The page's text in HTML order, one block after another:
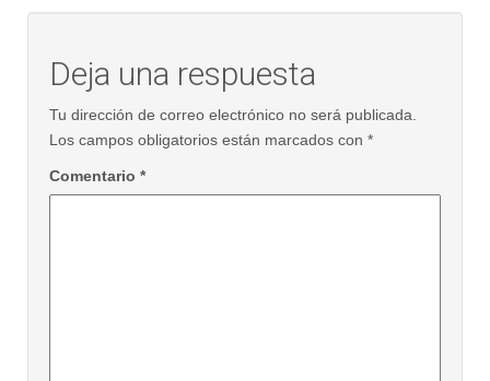
Deja una respuesta
Tu dirección de correo electrónico no será publicada.
Los campos obligatorios están marcados con *
Comentario *